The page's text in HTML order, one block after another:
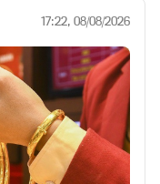
17:22, 08/08/2026